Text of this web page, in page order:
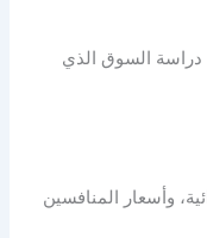
دراسة السوق الذي
وأسعار المنافسين